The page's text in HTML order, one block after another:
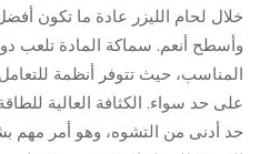
خلال لحام الليزر عادة ما تكون
وأسطح أنعم. سماكة المادة تلعب
المناسب، حيث تتوفر أنظمة
على حد سواء. الكثافة العالية
حد أدنى من التشوه، وهو أمر